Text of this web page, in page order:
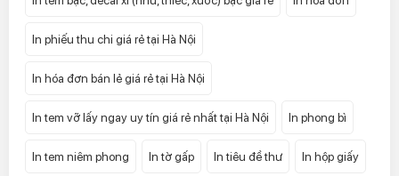
In phiếu thu chi giá rẻ tại Hà Nội
In hóa đơn bán lẻ giá rẻ tại Hà Nội
In tem vỡ lấy ngay uy tín giá rẻ nhất tại Hà Nội In phong bì
In tem niêm phong In tờ gấp In tiêu đề thư In hộp giấy